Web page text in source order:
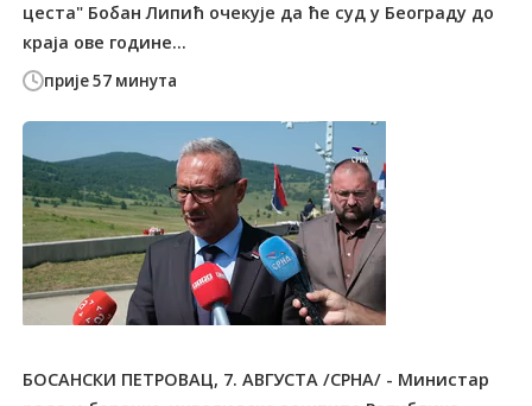
прије 57 минута
цеста" Бобан Липић очекује да ће суд у Београду до
краја ове године...
БОСАНСКИ ПЕТРОВАЦ, 7. АВГУСТА /СРНА/ - Министар